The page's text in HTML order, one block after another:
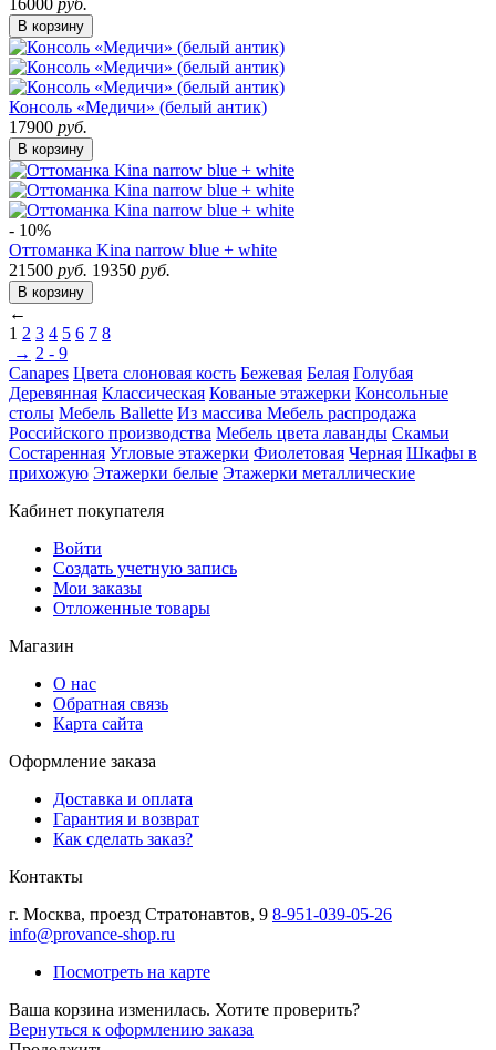
В корзину
Консоль «Медичи» (белый антик)
17900 руб.
В корзину
- 10%
Оттоманка Kina narrow blue + white
21500 руб. 19350 руб.
В корзину
←
1 2 3 4 5 6 7 8
→ 2 - 9
Canapes Цвета слоновая кость Бежевая Белая Голубая
Деревянная Классическая Кованые этажерки Консольные
столы Мебель Ballette Из массива Мебель распродажа
Российского производства Мебель цвета лаванды Скамьи
Состаренная Угловые этажерки Фиолетовая Черная Шкафы в
прихожую Этажерки белые Этажерки металлические
Кабинет покупателя
Войти
Создать учетную запись
Мои заказы
Отложенные товары
Магазин
О нас
Обратная связь
Карта сайта
Оформление заказа
Доставка и оплата
Гарантия и возврат
Как сделать заказ?
Контакты
г. Москва, проезд Стратонавтов, 9 8-951-039-05-26
info@provance-shop.ru
Посмотреть на карте
Ваша корзина изменилась. Хотите проверить?
Вернуться к оформлению заказа